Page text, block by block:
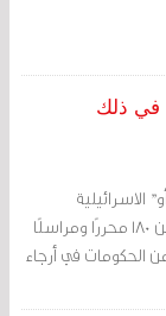
العالم بما في ذلك
للتكنولوجيا"NSO" استهدفت محررة في صحيفة الفاينانشيال تايمز وأكثر من 180 محررًا ومراسلًا
الحكومات في أرجاء